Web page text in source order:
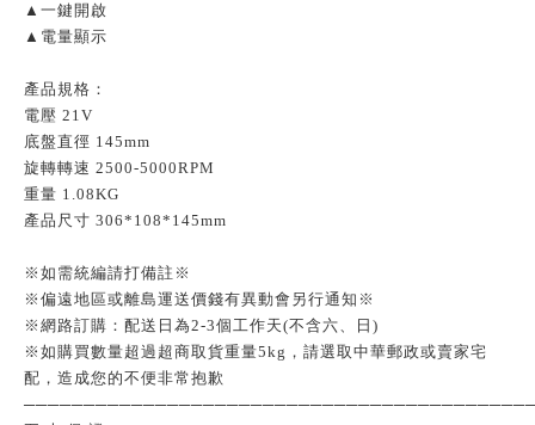
▲一鍵開啟
▲電量顯示
產品規格：
電壓 21V
底盤直徑 145mm
旋轉轉速 2500-5000RPM
重量 1.08KG
產品尺寸 306*108*145mm
※如需統編請打備註※
※偏遠地區或離島運送價錢有異動會另行通知※
※網路訂購：配送日為2-3個工作天(不含六、日)
※如購買數量超過超商取貨重量5kg，請選取中華郵政或賣家宅
配，造成您的不便非常抱歉